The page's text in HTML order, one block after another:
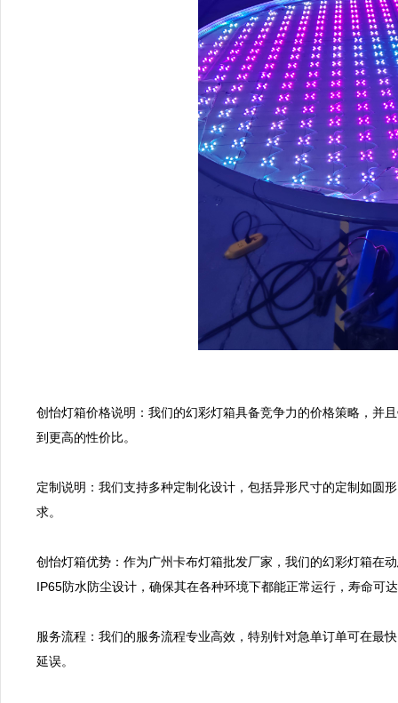
创怡灯箱价格说明：我们的幻彩灯箱具备竞争力的价格策略，并
到更高的性价比。
定制说明：我们支持多种定制化设计，包括异形尺寸的定制如圆
求。
创怡灯箱优势：作为广州卡布灯箱批发厂家，我们的幻彩灯箱在
IP65防水防尘设计，确保其在各种环境下都能正常运行，寿命可
服务流程：我们的服务流程专业高效，特别针对急单订单可在最
延误。